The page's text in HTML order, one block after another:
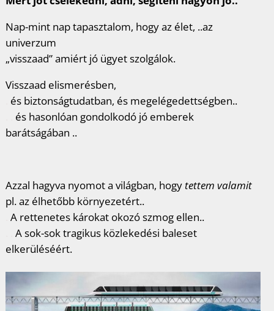
Nap-mint nap tapasztalom, hogy az élet, ..az
univerzum
„visszaad” amiért jó ügyet szolgálok.
Visszaad elismerésben,
és biztonságtudatban, és megelégedettségben..
és hasonlóan gondolkodó jó emberek
barátságában ..
Azzal hagyva nyomot a világban, hogy tettem valamit
pl. az élhetőbb környezetért..
A rettenetes károkat okozó szmog ellen..
A sok-sok tragikus közlekedési baleset
elkerüléséért.